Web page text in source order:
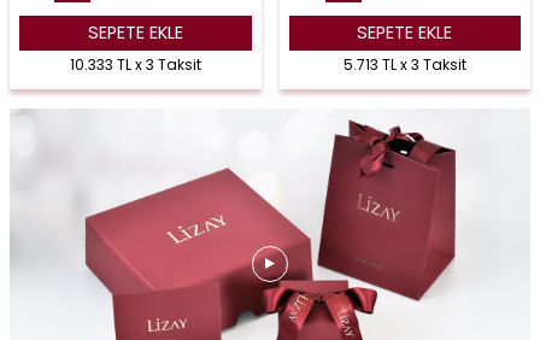
SEPETE EKLE
10.333 TL x 3 Taksit
SEPETE EKLE
5.713 TL x 3 Taksit